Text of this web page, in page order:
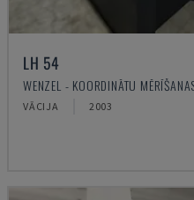
LH 54
WENZEL - KOORDINĀTU
VĀCIJA 2003